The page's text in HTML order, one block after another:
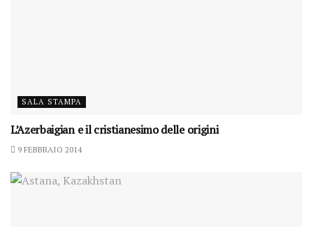
SALA STAMPA
L’Azerbaigian e il cristianesimo delle origini
9 FEBBRAIO 2014